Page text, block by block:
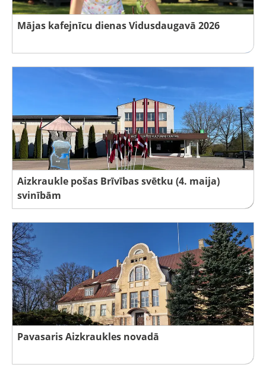
Mājas kafejnīcu dienas Vidusdaugavā 2026
Aizkraukle pošas Brīvības svētku (4. maija)
svinībām
Pavasaris Aizkraukles novadā